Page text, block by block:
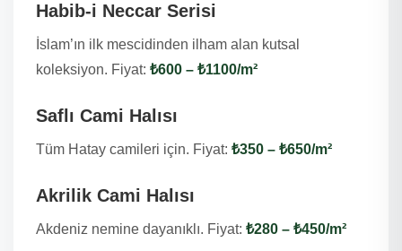
Habib-i Neccar Serisi
İslam’ın ilk mescidinden ilham alan kutsal
koleksiyon. Fiyat: ₺600 – ₺1100/m²
Saflı Cami Halısı
Tüm Hatay camileri için. Fiyat: ₺350 – ₺650/m²
Akrilik Cami Halısı
Akdeniz nemine dayanıklı. Fiyat: ₺280 – ₺450/m²